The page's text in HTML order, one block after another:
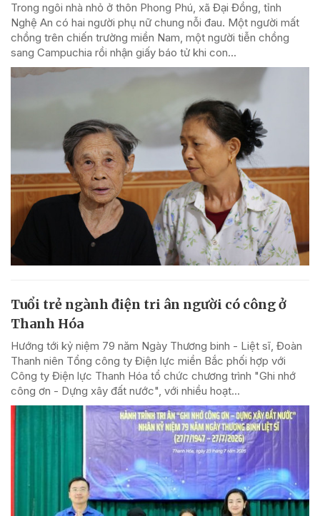
Trong ngôi nhà nhỏ ở thôn Phong Phú, xã Đại Đồng, tỉnh
Nghệ An có hai người phụ nữ chung nỗi đau. Một người mất
chồng trên chiến trường miền Nam, một người tiễn chồng
sang Campuchia rồi nhận giấy báo tử khi con...
Tuổi trẻ ngành điện tri ân người có công ở
Thanh Hóa
Hướng tới kỷ niệm 79 năm Ngày Thương binh - Liệt sĩ, Đoàn
Thanh niên Tổng công ty Điện lực miền Bắc phối hợp với
Công ty Điện lực Thanh Hóa tổ chức chương trình "Ghi nhớ
công ơn - Dựng xây đất nước", với nhiều hoạt...